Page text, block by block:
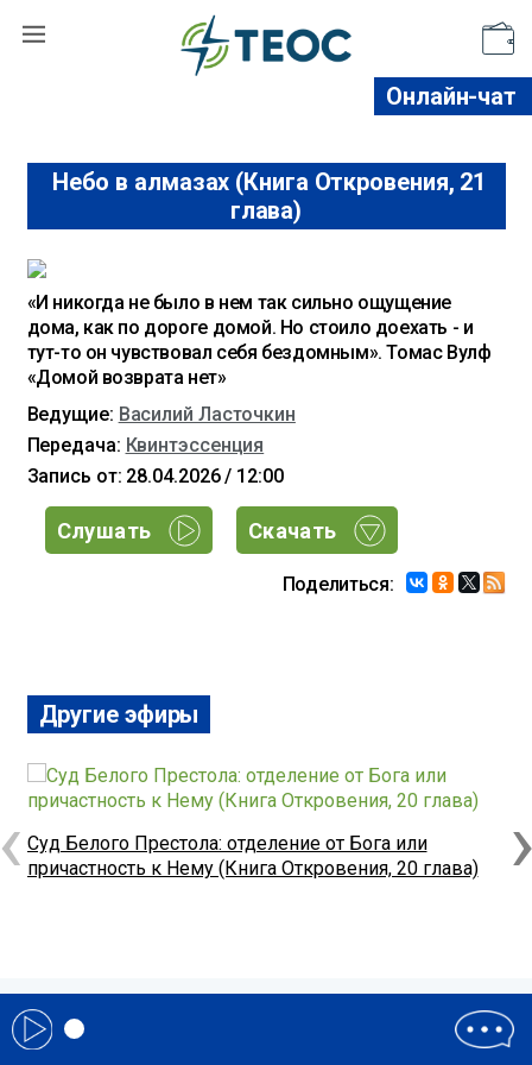
Онлайн-чат
Небо в алмазах (Книга Откровения, 21
глава)
«И никогда не было в нем так сильно ощущение
дома, как по дороге домой. Но стоило доехать - и
тут-то он чувствовал себя бездомным». Томас Вулф
«Домой возврата нет»
Ведущие: Василий Ласточкин
Передача: Квинтэссенция
Запись от: 28.04.2026 / 12:00
Слушать Скачать
Поделиться:
Другие эфиры
Суд Белого Престола: отделение от Бога или
причастность к Нему (Книга Откровения, 20 глава)